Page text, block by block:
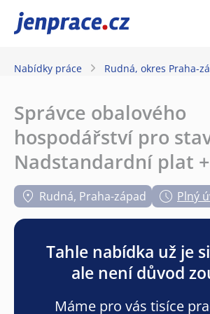
JenPráce.cz
Nabídky práce Rudná, okres Praha-
Správce obalového
hospodářství pro
Nadstandardní plat
Rudná, Praha-západ Plný
Tahle nabídka už je
ale není důvod
Máme pro vás tisíce